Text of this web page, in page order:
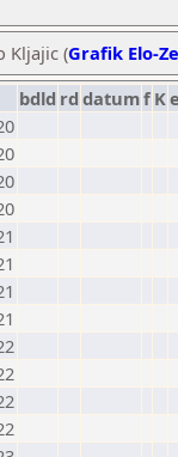
Kljajic (Grafik Elo-
bdld rd datumf K